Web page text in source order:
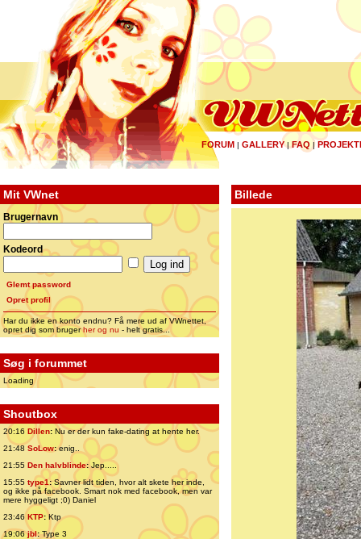
FORUM | GALLERY|FAQ |
Mit VWnet
Brugernavn
Kodeord
Glemt password
Opret profil
Har du ikke en konto endnu? Få mere ud af VWnettet,
opret dig som brugerher og nu - helt gratis...
Søg i forummet
Loading
Shoutbox
20:16 Dillen: Nu er der kun fake-dating at hente her.
21:48 SoLow:enig..
21:55 Den halvblinde:Jep.....
15:55 type1:Savner lidt tiden, hvor alt skete her inde,
og ikke på facebook. Smart nok med facebook, men var
mere hyggeligt ;0) Daniel
23:46 KTP:Ktp
19:06jbl:Type 3
Billede